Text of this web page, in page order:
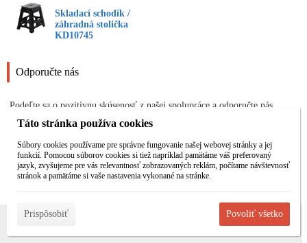
Skladací schodík /
záhradná stolička
KD10745
Odporučte nás
Podeľte sa o pozitívnu skúsenosť z našej spolupráce a odporučte nás
Vašim známym a priateľom:
Odporučiť
Táto stránka používa cookies
Súbory cookies používame pre správne fungovanie našej webovej stránky a jej
funkcií. Pomocou súborov cookies si tiež napríklad pamätáme váš preferovaný
jazyk, zvyšujeme pre vás relevantnosť zobrazovaných reklám, počítame návštevnosť
stránok a pamätáme si vaše nastavenia vykonané na stránke.
Prispôsobiť Povoliť všetko